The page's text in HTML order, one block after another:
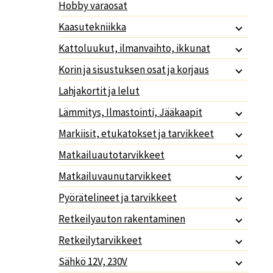
Hobby varaosat
Kaasutekniikka
Kattoluukut, ilmanvaihto, ikkunat
Korin ja sisustuksen osat ja korjaus
Lahjakortit ja lelut
Lämmitys, Ilmastointi, Jääkaapit
Markiisit, etukatokset ja tarvikkeet
Matkailuautotarvikkeet
Matkailuvaunutarvikkeet
Pyörätelineet ja tarvikkeet
Retkeilyauton rakentaminen
Retkeilytarvikkeet
Sähkö 12V, 230V